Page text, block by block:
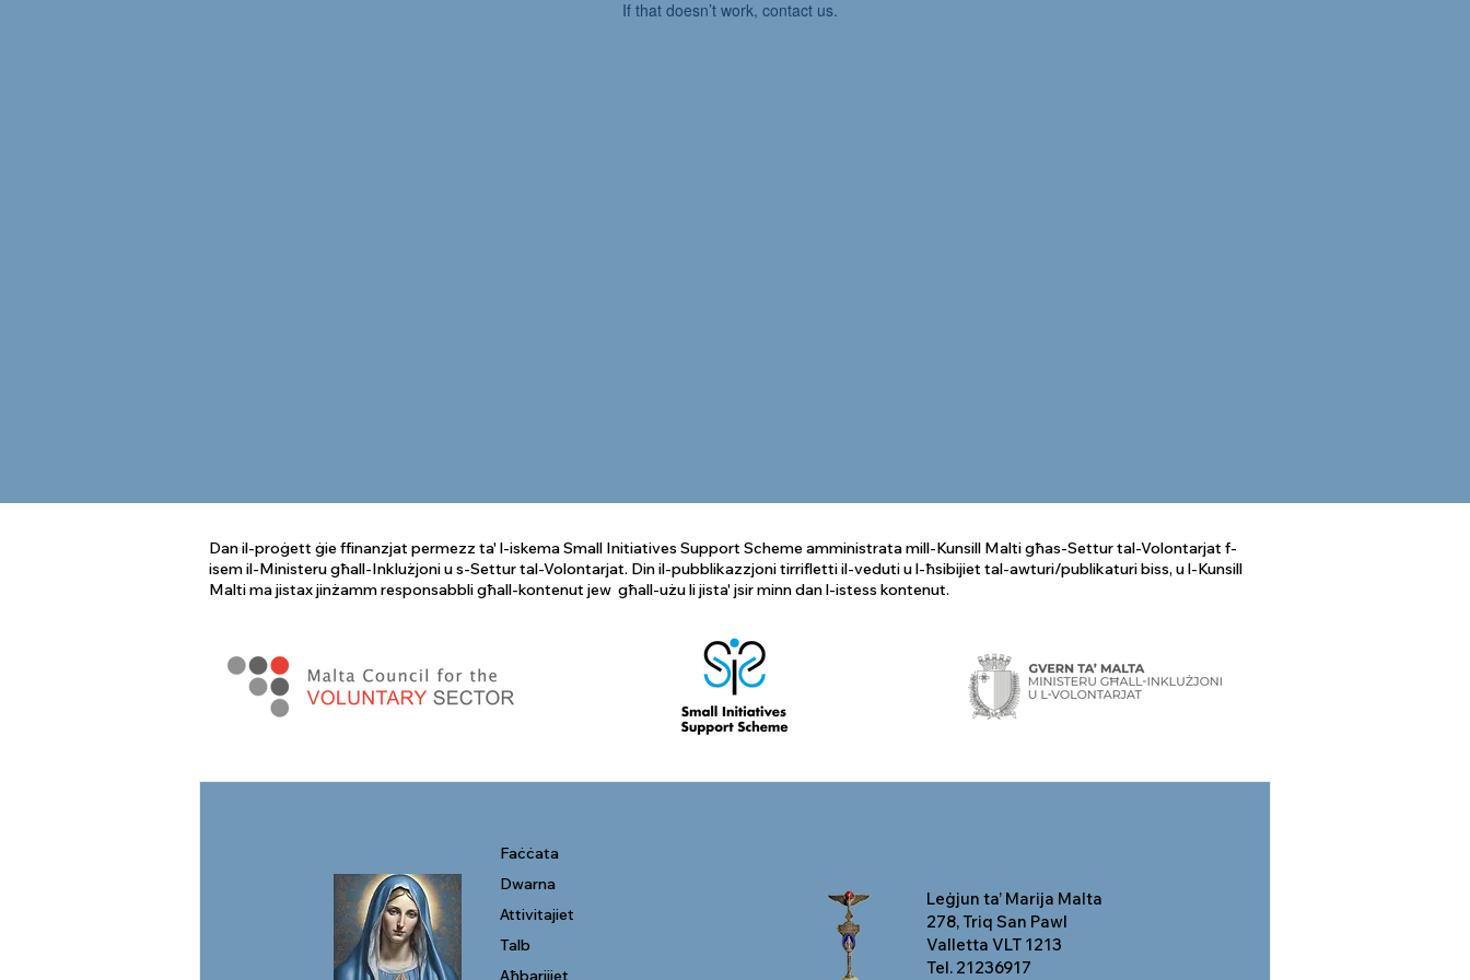
If that doesn’t work, contact us.
Dan il-proġett ġie ffinanzjat permezz ta' l-iskema Small Initiatives Support Scheme amministrata mill-Kunsill Malti għas-Settur tal-Volontarjat f-
isem il-Ministeru għall-Inklużjoni u s-Settur tal-Volontarjat. Din il-pubblikazzjoni tirrifletti il-veduti u l-ħsibijiet tal-awturi/publikaturi biss, u l-Kunsill
Malti ma jistax jinżamm responsabbli għall-kontenut jew għall-użu li jista' jsir minn dan l-istess kontenut.
Faċċata
Dwarna
Attivitajiet
Talb
Aħbarijiet
Leġjun ta’ Marija Malta
278, Triq San Pawl
Valletta VLT 1213
Tel. 21236917